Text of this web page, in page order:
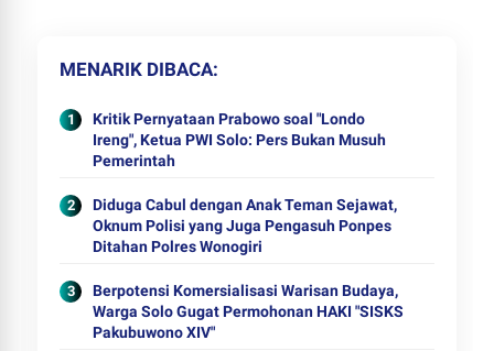
MENARIK DIBACA
Kritik Pernyataan Prabowo soal "Londo
Ireng", Ketua PWI Solo: Pers Bukan Musuh
Pemerintah
Diduga Cabul dengan Anak Teman Sejawat,
Oknum Polisi yang Juga Pengasuh Ponpes
Ditahan Polres Wonogiri
Berpotensi Komersialisasi Warisan Budaya,
Warga Solo Gugat Permohonan HAKI "SISKS
Pakubuwono XIV"